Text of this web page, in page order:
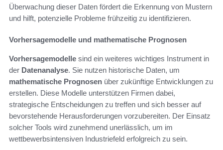
Überwachung dieser Daten fördert die Erkennung von Mustern
und hilft, potenzielle Probleme frühzeitig zu identifizieren.
Vorhersagemodelle und mathematische Prognosen
Vorhersagemodelle sind ein weiteres wichtiges Instrument in
der Datenanalyse. Sie nutzen historische Daten, um
mathematische Prognosen über zukünftige Entwicklungen zu
erstellen. Diese Modelle unterstützen Firmen dabei,
strategische Entscheidungen zu treffen und sich besser auf
bevorstehende Herausforderungen vorzubereiten. Der Einsatz
solcher Tools wird zunehmend unerlässlich, um im
wettbewerbsintensiven Industriefeld erfolgreich zu sein.